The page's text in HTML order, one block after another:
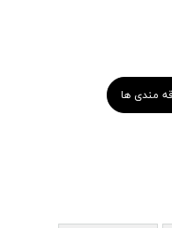
مندی ها